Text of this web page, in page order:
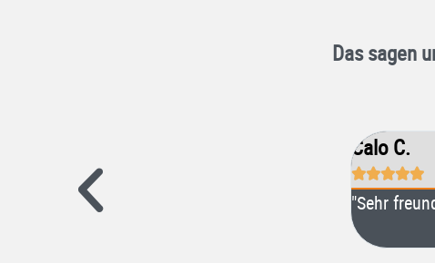
Das sagen
erhalten und gleich danach online ein
10 Minuten.
Calo C.

"Sehr